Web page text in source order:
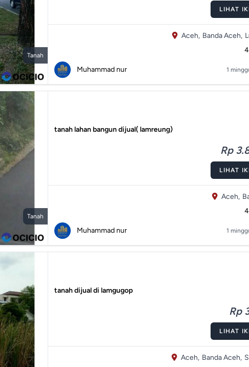
Tanah
LIHAT
Aceh, Banda Aceh,
Muhammad nur 1
Tanah
tanah lahan bangun dijual( lamreung)
Rp
LIHAT
Aceh,
Muhammad nur 1
tanah dijual di lamgugop
Rp
LIHAT
Aceh, Banda Aceh,